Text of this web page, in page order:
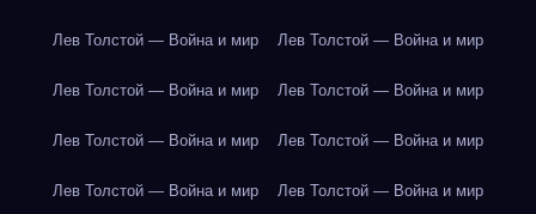
Лев Толстой — Война и мир Лев Толстой — Война и мир
Лев Толстой — Война и мир Лев Толстой — Война и мир
Лев Толстой — Война и мир Лев Толстой — Война и мир
Лев Толстой — Война и мир Лев Толстой — Война и мир